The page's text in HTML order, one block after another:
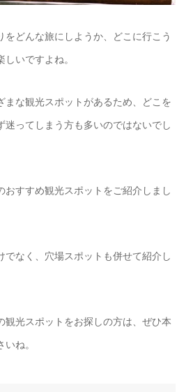
をどんな旅にしようか、どこに行こう
いですよね。
まな観光スポットがあるため、どこを
迷ってしまう方も多いのではないでし
おすすめ観光スポットをご紹介しまし
でなく、穴場スポットも併せて紹介し
観光スポットをお探しの方は、ぜひ本
ね。